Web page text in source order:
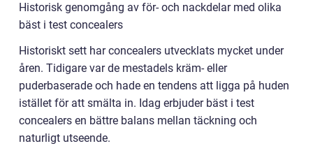
Historisk genomgång av för- och nackdelar med olika
bäst i test concealers
Historiskt sett har concealers utvecklats mycket under
åren. Tidigare var de mestadels kräm- eller
puderbaserade och hade en tendens att ligga på huden
istället för att smälta in. Idag erbjuder bäst i test
concealers en bättre balans mellan täckning och
naturligt utseende.